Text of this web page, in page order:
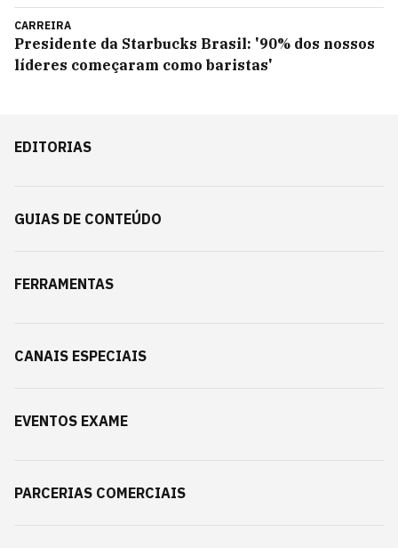
CARREIRA
Presidente da Starbucks Brasil: '90% dos nossos
líderes começaram como baristas'
EDITORIAS
GUIAS DE CONTEÚDO
FERRAMENTAS
CANAIS ESPECIAIS
EVENTOS EXAME
PARCERIAS COMERCIAIS